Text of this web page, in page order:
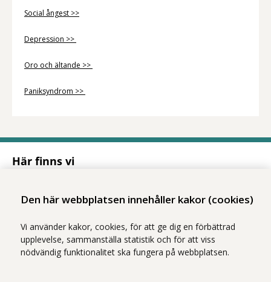
Den här webbplatsen innehåller kakor (cookies)
Vi använder kakor, cookies, för att ge dig en förbättrad
upplevelse, sammanställa statistik och för att viss
nödvändig funktionalitet ska fungera på webbplatsen.
Social ångest >>
Depression >>
Oro och ältande >>
Paniksyndrom >>
Här finns vi
113 65 Stockholm